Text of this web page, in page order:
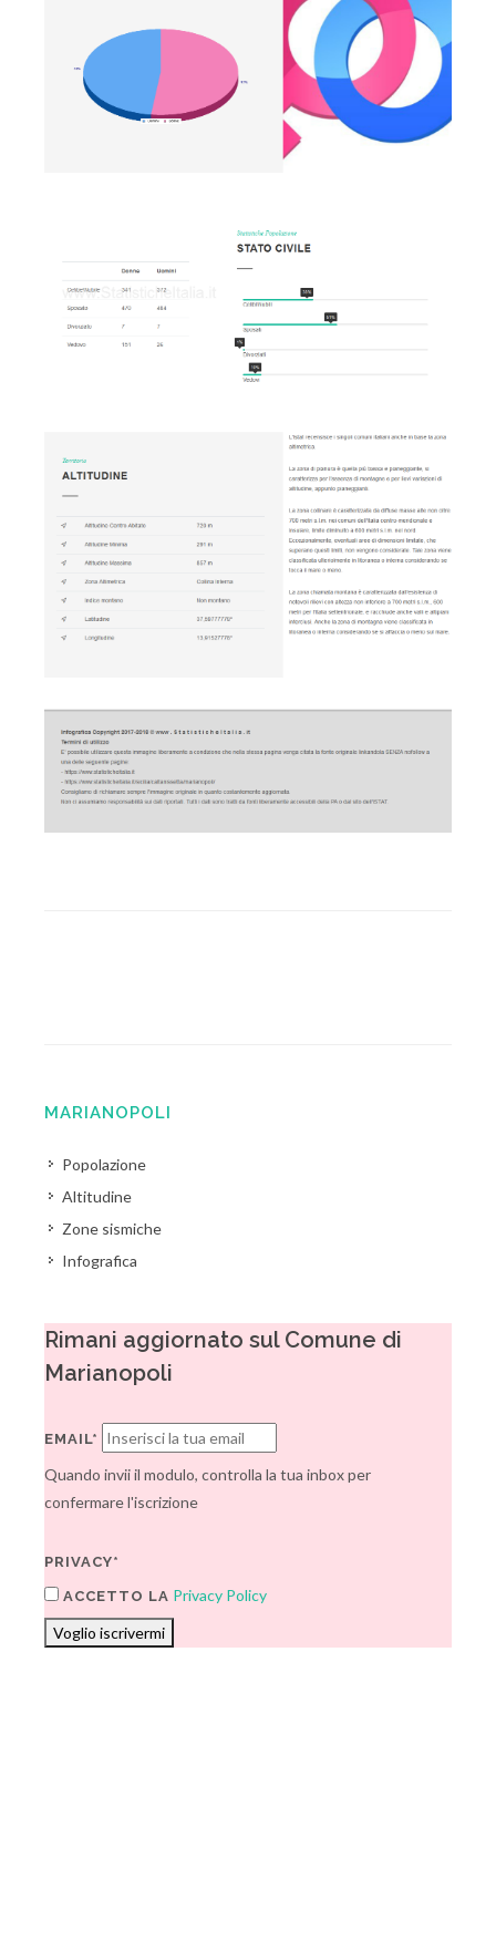
MARIANOPOLI
Popolazione
Altitudine
Zone sismiche
Infografica
Rimani aggiornato sul Comune di
Marianopoli
EMAIL*
Quando invii il modulo, controlla la tua inbox per
confermare l'iscrizione
PRIVACY*
ACCETTO LA Privacy Policy
Voglio iscrivermi